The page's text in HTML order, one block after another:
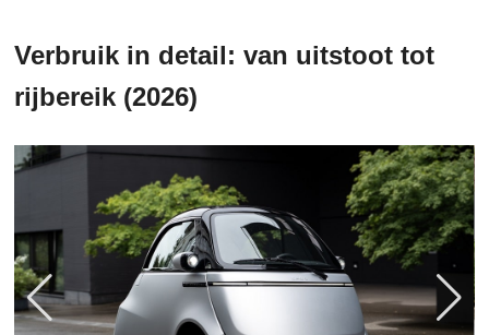
Verbruik in detail: van uitstoot tot
rijbereik (2026)